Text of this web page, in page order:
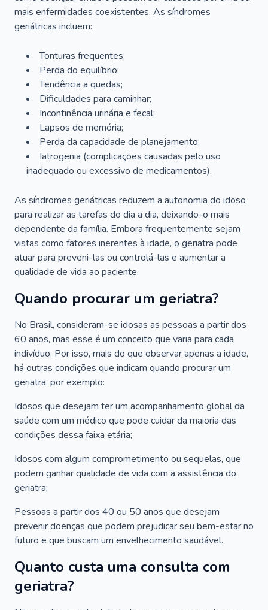
mais enfermidades coexistentes. As síndromes
geriátricas incluem:
Tonturas frequentes;
Perda do equilíbrio;
Tendência a quedas;
Dificuldades para caminhar;
Incontinência urinária e fecal;
Lapsos de memória;
Perda da capacidade de planejamento;
Iatrogenia (complicações causadas pelo uso
inadequado ou excessivo de medicamentos).
As síndromes geriátricas reduzem a autonomia do idoso
para realizar as tarefas do dia a dia, deixando-o mais
dependente da família. Embora frequentemente sejam
vistas como fatores inerentes à idade, o geriatra pode
atuar para preveni-las ou controlá-las e aumentar a
qualidade de vida ao paciente.
Quando procurar um geriatra?
No Brasil, consideram-se idosas as pessoas a partir dos
60 anos, mas esse é um conceito que varia para cada
indivíduo. Por isso, mais do que observar apenas a idade,
há outras condições que indicam quando procurar um
geriatra, por exemplo:
Idosos que desejam ter um acompanhamento global da
saúde com um médico que pode cuidar da maioria das
condições dessa faixa etária;
Idosos com algum comprometimento ou sequelas, que
podem ganhar qualidade de vida com a assistência do
geriatra;
Pessoas a partir dos 40 ou 50 anos que desejam
prevenir doenças que podem prejudicar seu bem-estar no
futuro e que buscam um envelhecimento saudável.
Quanto custa uma consulta com
geriatra?